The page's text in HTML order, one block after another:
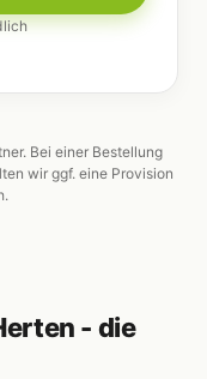
Bei einer Bestellung
wir ggf. eine Provision
- die